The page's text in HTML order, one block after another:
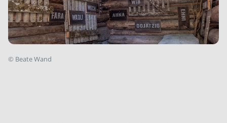
© Beate Wand